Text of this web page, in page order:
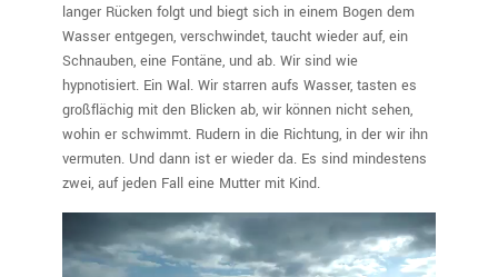
langer Rücken folgt und biegt sich in einem Bogen dem
Wasser entgegen, verschwindet, taucht wieder auf, ein
Schnauben, eine Fontäne, und ab. Wir sind wie
hypnotisiert. Ein Wal. Wir starren aufs Wasser, tasten es
großflächig mit den Blicken ab, wir können nicht sehen,
wohin er schwimmt. Rudern in die Richtung, in der wir ihn
vermuten. Und dann ist er wieder da. Es sind mindestens
zwei, auf jeden Fall eine Mutter mit Kind.